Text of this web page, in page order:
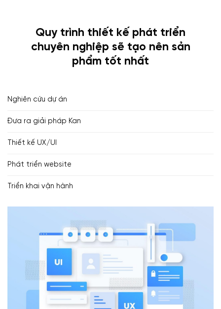
Quy trình thiết kế phát triển
chuyên nghiệp sẽ tạo nên sản
phẩm tốt nhất
Nghiên cứu dự án
Đưa ra giải pháp Kan
Thiết kế UX/UI
Phát triển website
Triển khai vận hành